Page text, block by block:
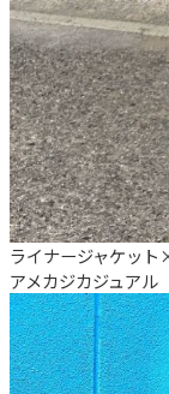
ライナージャケッ
アメカジカジュアル